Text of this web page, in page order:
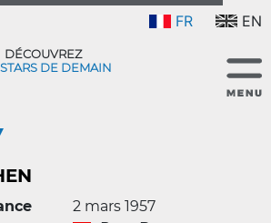
FR EN
DÉCOUVREZ
DE DEMAIN
2 mars 1957